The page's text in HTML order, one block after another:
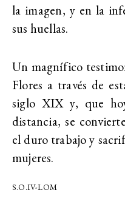
la imagen, y en la
sus huellas.
Un magnífico
Flores a través de
siglo XIX y, que
distancia, se
el duro trabajo y
mujeres.
S.O.IV-LOM